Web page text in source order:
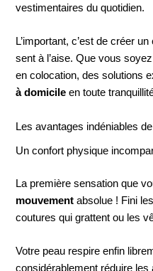
vestimentaires du quotidien.
L’important, c’est de créer
sent à l’aise. Que vous
en colocation, des solutions
à domicile en toute
Les avantages indéniables
Un confort physique
La première sensation que
mouvement absolue ! Fini
coutures qui grattent ou les
Votre peau respire enfin
considérablement réduire